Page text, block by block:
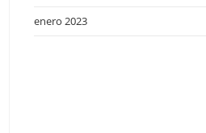
enero 2023